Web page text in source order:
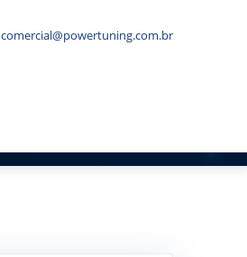
comercial@powertuning.com.br